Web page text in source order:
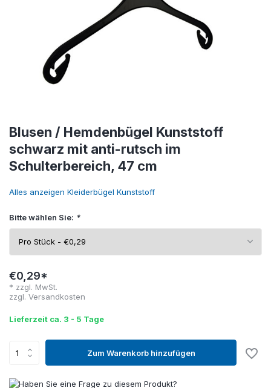
Blusen / Hemdenbügel Kunststoff
schwarz mit anti-rutsch im
Schulterbereich, 47 cm
Alles anzeigen Kleiderbügel Kunststoff
Bitte wählen Sie: *
€0,29*
* zzgl. MwSt.
zzgl. Versandkosten
Lieferzeit ca. 3 - 5 Tage
Zum Warenkorb hinzufügen